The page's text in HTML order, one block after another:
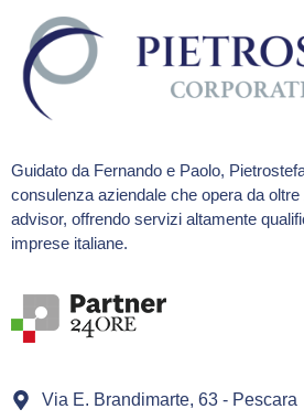
Guidato da Fernando e Paolo,
consulenza aziendale che opera da
advisor, offrendo servizi altamente
imprese italiane.
Via E. Brandimarte, 63 - Pescara